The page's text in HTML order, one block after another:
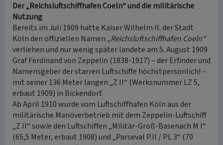
Der „Reichsluftschiffhafen Coeln“ und die militärische
Nutzung
Bereits im Juli 1909 hatte Kaiser Wilhelm II. der Stadt
Köln den offiziellen Namen „Reichsluftschiffhafen Coeln“
verliehen und nur wenig später landete am 5. August 1909
Graf Ferdinand von Zeppelin (1838-1917) – der Erfinder und
Namensgeber der starren Luftschiffe höchstpersönlich! –
mit seiner 136 Meter langen „Z II“ (Werksnummer LZ 5,
erbaut 1909) in Bickendorf.
Ab April 1910 wurde vom Luftschiffhafen Köln aus der
militärische Manöverbetrieb mit dem Zeppelin-Luftschiff
„Z II“ sowie den Luftschiffen „Militär-Groß-Basenach M I“
(65,5 Meter, erbaut 1908) und „Parseval P.II / PL 3“ (70